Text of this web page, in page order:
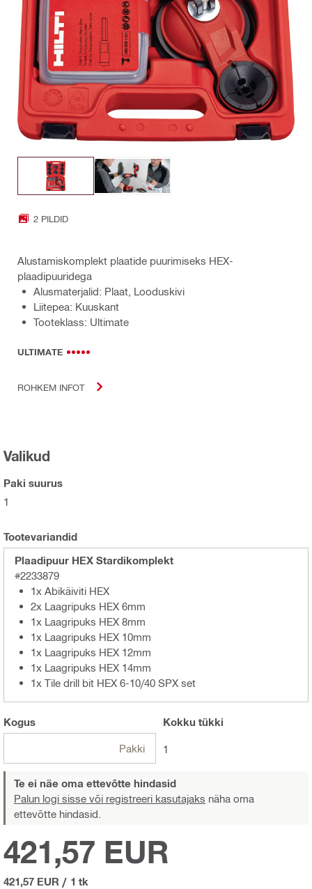
2 PILDID
Alustamiskomplekt plaatide puurimiseks HEX-
plaadipuuridega
Alusmaterjalid: Plaat, Looduskivi
Liitepea: Kuuskant
Tooteklass: Ultimate
ULTIMATE
ROHKEM INFOT
Valikud
Paki suurus
1
Tootevariandid
Plaadipuur HEX Stardikomplekt
#2233879
1x Abikäiviti HEX
2x Laagripuks HEX 6mm
1x Laagripuks HEX 8mm
1x Laagripuks HEX 10mm
1x Laagripuks HEX 12mm
1x Laagripuks HEX 14mm
1x Tile drill bit HEX 6-10/40 SPX set
Kogus
Pakki
Kokku tükki
1
Te ei näe oma ettevõtte hindasid
Palun logi sisse või registreeri kasutajaks näha oma
ettevõtte hindasid.
421,57 EUR
421,57 EUR / 1 tk